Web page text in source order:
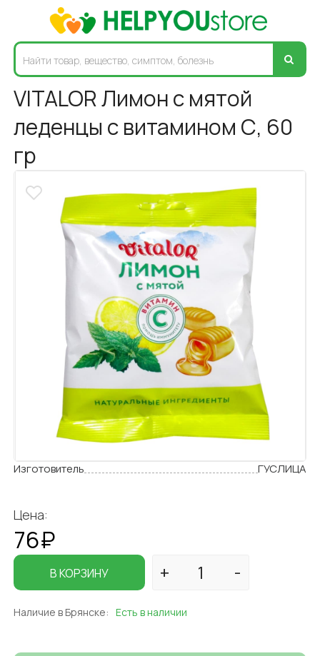
VITALOR Лимон с мятой
леденцы с витамином С, 60
гр
Изготовитель ГУСЛИЦА
Цена:
76₽
В КОРЗИНУ
Наличие в Брянске: Есть в наличии